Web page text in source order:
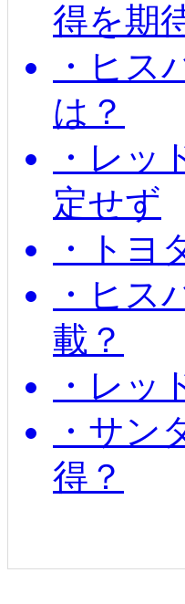
得を期
・ヒス
は？
・レッ
定せず
・トヨ
・ヒス
載？
・レッ
・サン
得？